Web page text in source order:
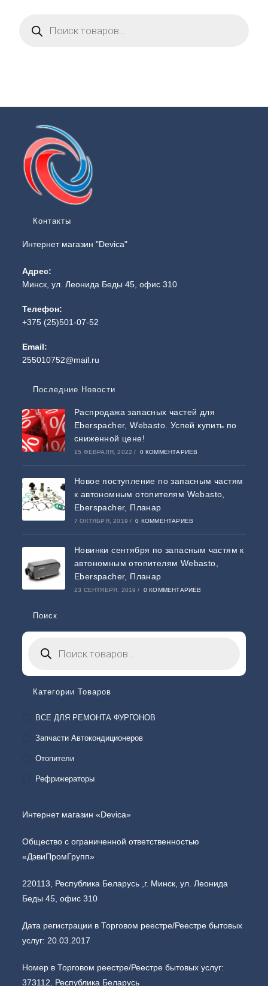
Контакты
Интернет магазин "Devica"
Адрес:
Минск, ул. Леонида Беды 45, офис 310
Телефон:
+375 (25)501-07-52
Email:
255010752@mail.ru
Последние Новости
Распродажа запасных частей для
Eberspacher, Webasto. Успей купить по
сниженной цене!
15 ФЕВРАЛЯ, 2022 / 0 КОММЕНТАРИЕВ
Новое поступление по запасным частям
к автономным отопителям Webasto,
Eberspacher, Планар
7 ОКТЯБРЯ, 2019 / 0 КОММЕНТАРИЕВ
Новинки сентября по запасным частям к
автономным отопителям Webasto,
Eberspacher, Планар
23 СЕНТЯБРЯ, 2019 / 0 КОММЕНТАРИЕВ
Поиск
Категории Товаров
ВСЕ ДЛЯ РЕМОНТА ФУРГОНОВ
Запчасти Автокондиционеров
Отопители
Рефрижераторы
Интернет магазин «Devica»
Общество с ограниченной ответственностью
«ДэвиПромГрупп»
220113, Республика Беларусь ,г. Минск, ул. Леонида
Беды 45, офис 310
Дата регистрации в Торговом реестре/Реестре бытовых
услуг: 20.03.2017
Номер в Торговом реестре/Реестре бытовых услуг:
373112, Республика Беларусь